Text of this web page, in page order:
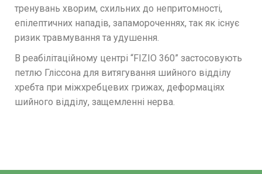
тренувань хворим, схильних до непритомності,
епілептичних нападів, запамороченнях, так як існує
ризик травмування та удушення.
В реабілітаційному центрі “FIZIO 360” застосовують
петлю Гліссона для витягування шийного відділу
хребта при міжхребцевих грижах, деформаціях
шийного відділу, защемленні нерва.